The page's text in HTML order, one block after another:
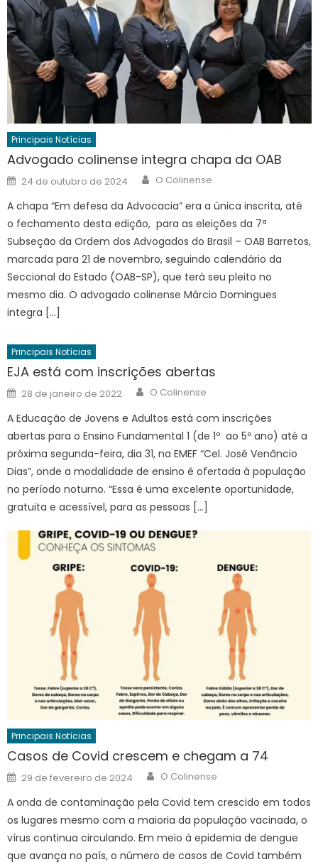
Principais Notícias
Advogado colinense integra chapa da OAB
Posted
on
24 de outubro de 2024 Author
O Colinense
A chapa “Em defesa da Advocacia” era a única inscrita, até
o fechamento desta edição, para as eleições da 7ª
Subseção da Ordem dos Advogados do Brasil – OAB Barretos,
marcada para 21 de novembro, seguindo calendário da
Seccional do Estado (OAB-SP), que terá seu pleito no
mesmo dia. O advogado colinense Márcio Domingues
integra […]
Principais Notícias
EJA está com inscrições abertas
Posted
on
28 de janeiro de 2022 Author
O Colinense
A Educação de Jovens e Adultos está com inscrições
abertas para o Ensino Fundamental 1 (de 1º ao 5º ano) até a
próxima segunda-feira, dia 31, na EMEF “Cel. José Venâncio
Dias”, onde a modalidade de ensino é ofertada à população
no período noturno. “Essa é uma excelente oportunidade,
gratuita e acessível, para as pessoas […]
Principais Notícias
Casos de Covid crescem e chegam a 74
Posted
on
29 de fevereiro de 2024 Author
O Colinense
A onda de contaminação pela Covid tem crescido em todos
os lugares mesmo com a maioria da população vacinada, o
vírus continua circulando. Em meio à epidemia de dengue
que avança no país, o número de casos de Covid também